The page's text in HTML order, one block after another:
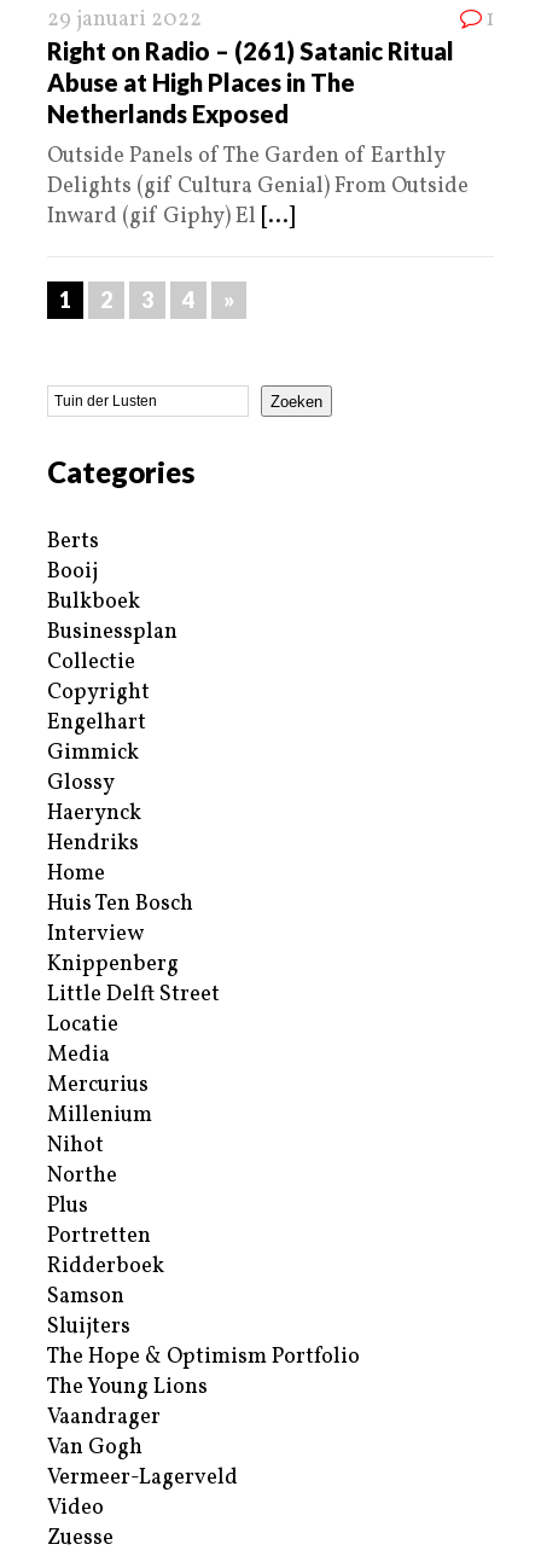
29 januari 2022 1
Right on Radio – (261) Satanic Ritual
Abuse at High Places in The
Netherlands Exposed
Outside Panels of The Garden of Earthly
Delights (gif Cultura Genial) From Outside
Inward (gif Giphy) El [...]
1 2 3 4 »
Zoeken
Categories
Berts
Booij
Bulkboek
Businessplan
Collectie
Copyright
Engelhart
Gimmick
Glossy
Haerynck
Hendriks
Home
Huis Ten Bosch
Interview
Knippenberg
Little Delft Street
Locatie
Media
Mercurius
Millenium
Nihot
Northe
Plus
Portretten
Ridderboek
Samson
Sluijters
The Hope & Optimism Portfolio
The Young Lions
Vaandrager
Van Gogh
Vermeer-Lagerveld
Video
Zuesse